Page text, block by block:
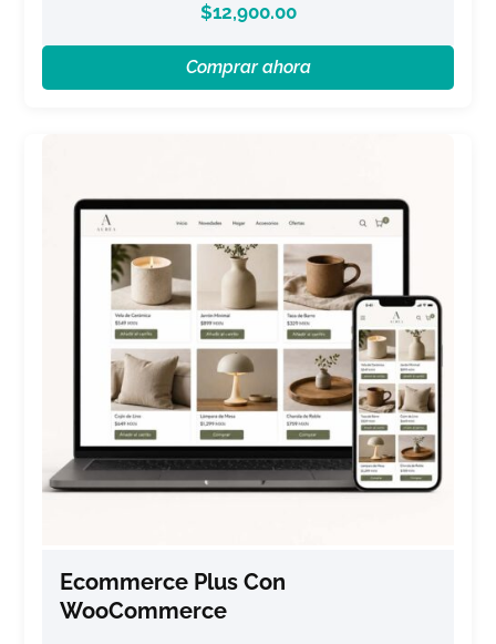
$12,900.00
Comprar ahora
Ecommerce Plus Con
WooCommerce